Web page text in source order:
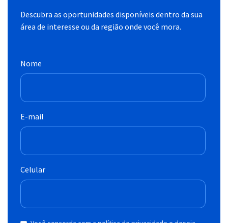
Descubra as oportunidades disponíveis dentro da sua
área de interesse ou da região onde você mora.
Nome
E-mail
Celular